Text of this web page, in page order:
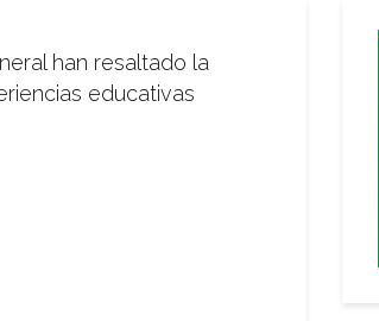
han resaltado la
educativas